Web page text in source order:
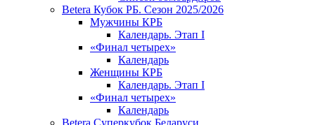
Betera Кубок РБ. Сезон 2025/2026
Мужчины КРБ
Календарь. Этап I
«Финал четырех»
Календарь
Женщины КРБ
Календарь. Этап I
«Финал четырех»
Календарь
Betera Суперкубок Беларуси